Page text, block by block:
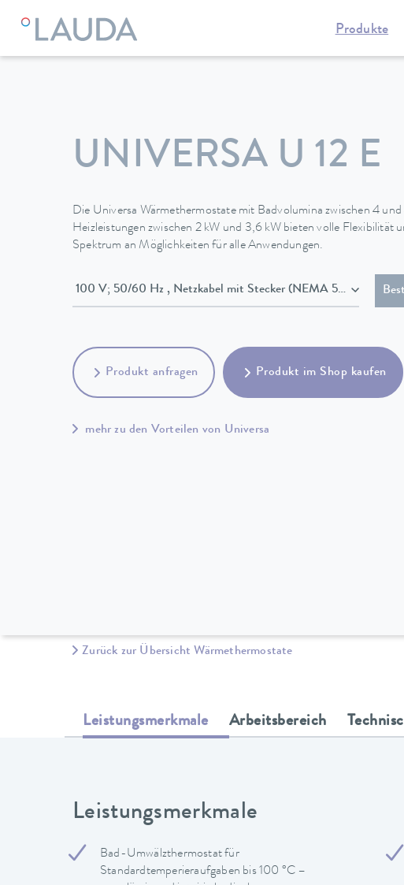
Produkte
LAUDA Temperiergeräte Wärmethermostate
UNIVERSA U 12 E
Die Universa Wärmethermostate mit Badvolumina zwischen 4
Heizleistungen zwischen 2 kW und 3,6 kW bieten volle Flexibilität
Spektrum an Möglichkeiten für alle Anwendungen.
100 V; 50/60 Hz , Netzkabel mit Stecker (NEMA 5-15P)
Produkt anfragen Produkt im Shop kaufen
mehr zu den Vorteilen von Universa
Zurück zur Übersicht Wärmethermostate
Leistungsmerkmale Arbeitsbereich
Leistungsmerkmale
Bad-Umwälzthermostat für
Standardtemperieraufgaben bis 100 °C –